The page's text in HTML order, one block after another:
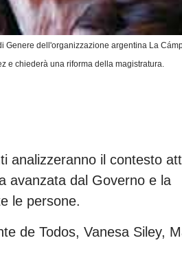
Genere dell'organizzazione argentina La
e chiederà una riforma della magistratura.
analizzeranno il contesto
avanzata dal Governo e la
le persone.
de Todos, Vanesa Siley,